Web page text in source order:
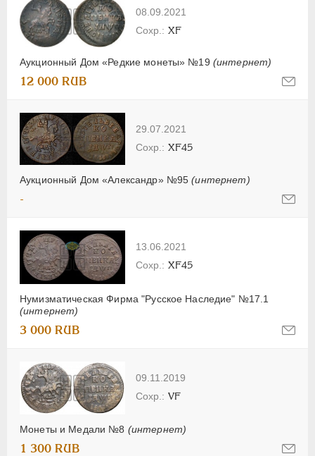
08.09.2021
Аукционный Дом «Редкие монеты» №19 (интернет)
XF
12 000 RUB
29.07.2021
Аукционный Дом «Александр» №95(интернет)
XF45
-
13.06.2021
Нумизматическая Фирма "Русское Наследие" №17.1
(интернет)
XF45
3 000 RUB
09.11.2019
Монеты и Медали №8 (интернет)
VF
1 300 RUB